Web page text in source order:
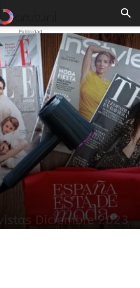
Publicidad
Diciembre 2023